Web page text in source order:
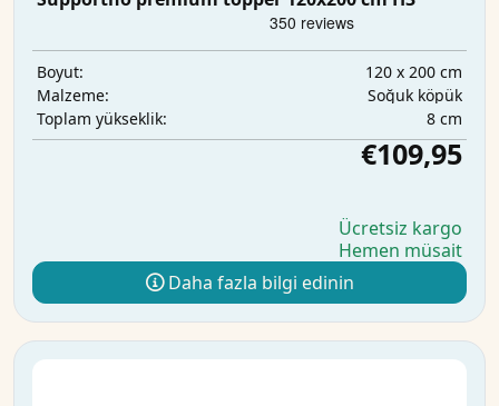
Boyut:
120 x 200 cm
Malzeme:
Soğuk köpük
Toplam yükseklik:
8 cm
€109,95
Ücretsiz kargo
Hemen müsait
Daha fazla bilgi edinin